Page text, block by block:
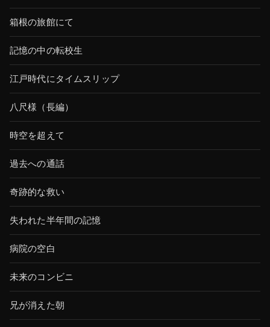
箱根の旅館にて
記憶の中の転校生
江戸時代にタイムスリップ
八尺様（長編）
時空を超えて
過去への通話
奇跡的な救い
失われた半年間の記憶
病院の空白
未来のコンビニ
兄が消えた朝